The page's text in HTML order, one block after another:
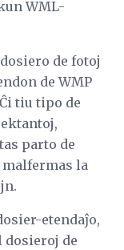
WML-
de fotoj
de WMP
tiu tipo de
parto de
malfermas la
etendaĵo,
de